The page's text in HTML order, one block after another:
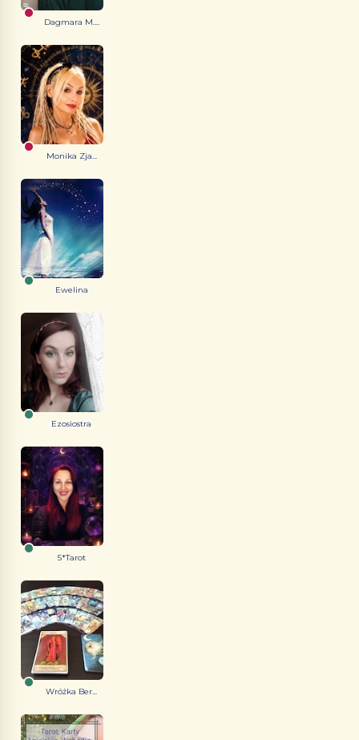
Dagmara M....
Monika Zja...
Ewelina
Ezosiostra
5*Tarot
Wróżka Ber...